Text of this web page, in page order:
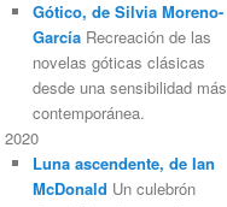
Gótico, de Silvia Moreno-
GarcíaRecreación de las
novelas góticas clásicas
desde una sensibilidad más
contemporánea.
2020
Luna ascendente, de Ian
McDonald Un culebrón